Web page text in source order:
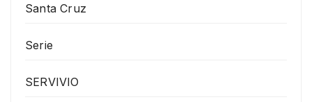
Santa Cruz
Serie
SERVIVIO